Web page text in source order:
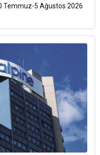
Temmuz-5 Ağustos 2026